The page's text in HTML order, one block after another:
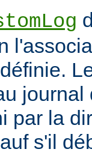
journal
par la
s'il